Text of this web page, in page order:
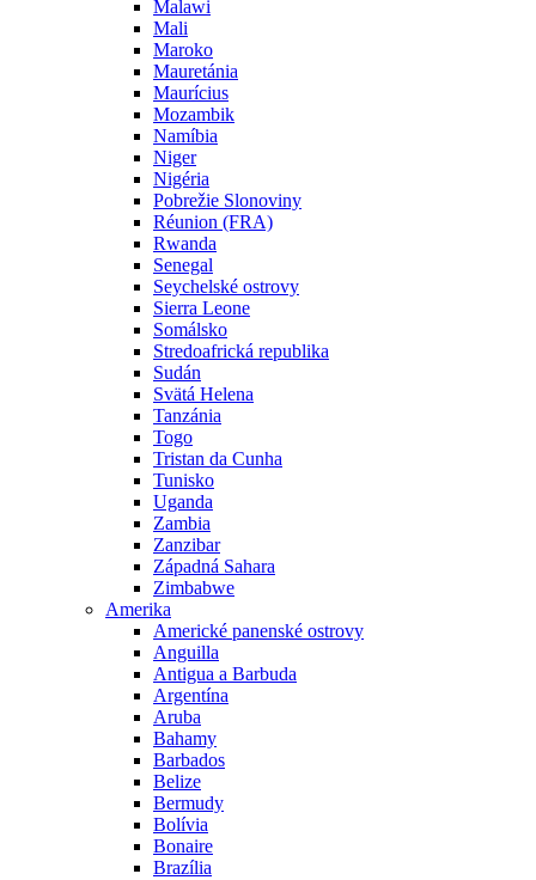
Malawi
Mali
Maroko
Mauretánia
Maurícius
Mozambik
Namíbia
Niger
Nigéria
Pobrežie Slonoviny
Réunion (FRA)
Rwanda
Senegal
Seychelské ostrovy
Sierra Leone
Somálsko
Stredoafrická republika
Sudán
Svätá Helena
Tanzánia
Togo
Tristan da Cunha
Tunisko
Uganda
Zambia
Zanzibar
Západná Sahara
Zimbabwe
Amerika
Americké panenské ostrovy
Anguilla
Antigua a Barbuda
Argentína
Aruba
Bahamy
Barbados
Belize
Bermudy
Bolívia
Bonaire
Brazília